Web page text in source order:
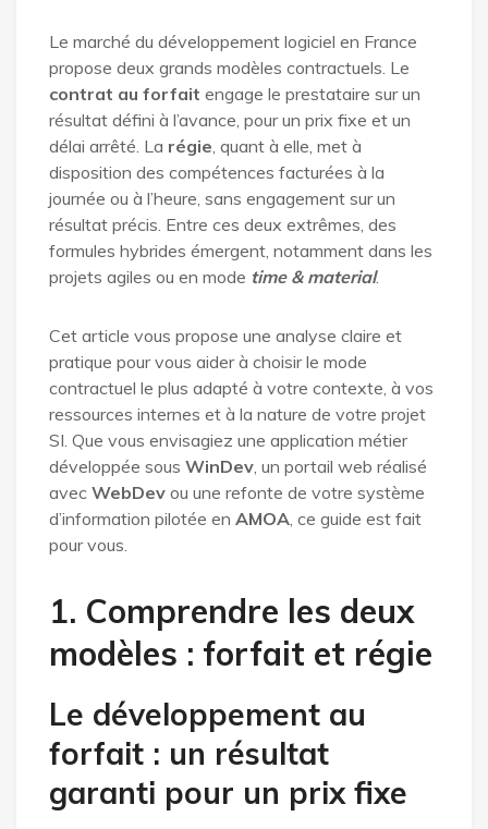
Le marché du développement logiciel en France
propose deux grands modèles contractuels. Le
contrat au forfait engage le prestataire sur un
résultat défini à l’avance, pour un prix fixe et un
délai arrêté. La régie , quant à elle, met à
disposition des compétences facturées à la
journée ou à l’heure, sans engagement sur un
résultat précis. Entre ces deux extrêmes, des
formules hybrides émergent, notamment dans les
projets agiles ou en mode time & material.
Cet article vous propose une analyse claire et
pratique pour vous aider à choisir le mode
contractuel le plus adapté à votre contexte, à vos
ressources internes et à la nature de votre projet
SI. Que vous envisagiez une application métier
développée sous WinDev , un portail web réalisé
avec WebDev ou une refonte de votre système
d’information pilotée en AMOA , ce guide est fait
pour vous.
1. Comprendre les deux
modèles : forfait et régie
Le développement au
forfait : un résultat
garanti pour un prix fixe